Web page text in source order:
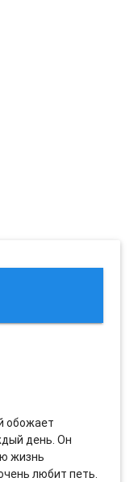
обожает
день. Он
жизнь
любит петь.